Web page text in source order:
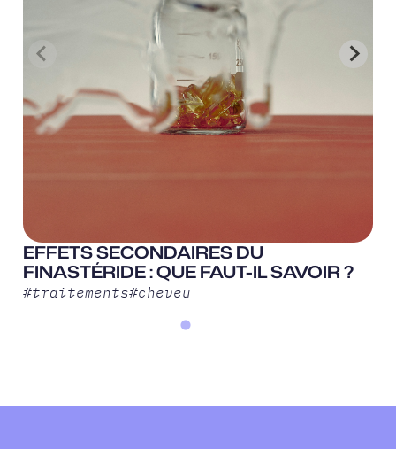
EFFETS SECONDAIRES DU
FINASTÉRIDE : QUE FAUT-IL SAVOIR ?
#traitements#cheveu